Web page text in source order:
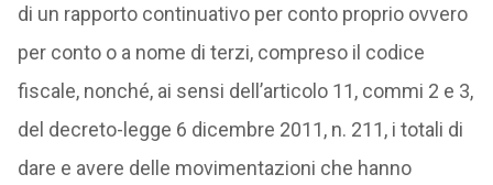
di un rapporto continuativo per conto proprio ovvero
per conto o a nome di terzi, compreso il codice
fiscale, nonché, ai sensi dell’articolo 11, commi 2 e 3,
del decreto-legge 6 dicembre 2011, n. 211, i totali di
dare e avere delle movimentazioni che hanno